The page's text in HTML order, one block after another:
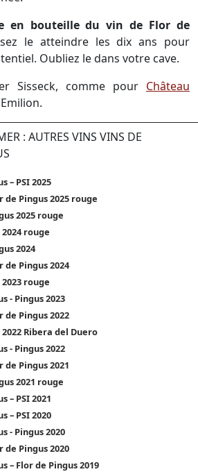
en bouteille du vin de Flor de
le atteindre les dix ans pour
Oubliez le dans votre cave.
Sisseck, comme pour Château
: AUTRES VINS VINS DE
– PSI 2025
de Pingus 2025 rouge
2025 rouge
rouge
2024
de Pingus 2024
rouge
- Pingus 2023
de Pingus 2022
Ribera del Duero
- Pingus 2022
de Pingus 2021
2021 rouge
– PSI 2021
– PSI 2020
- Pingus 2020
de Pingus 2020
– Flor de Pingus 2019